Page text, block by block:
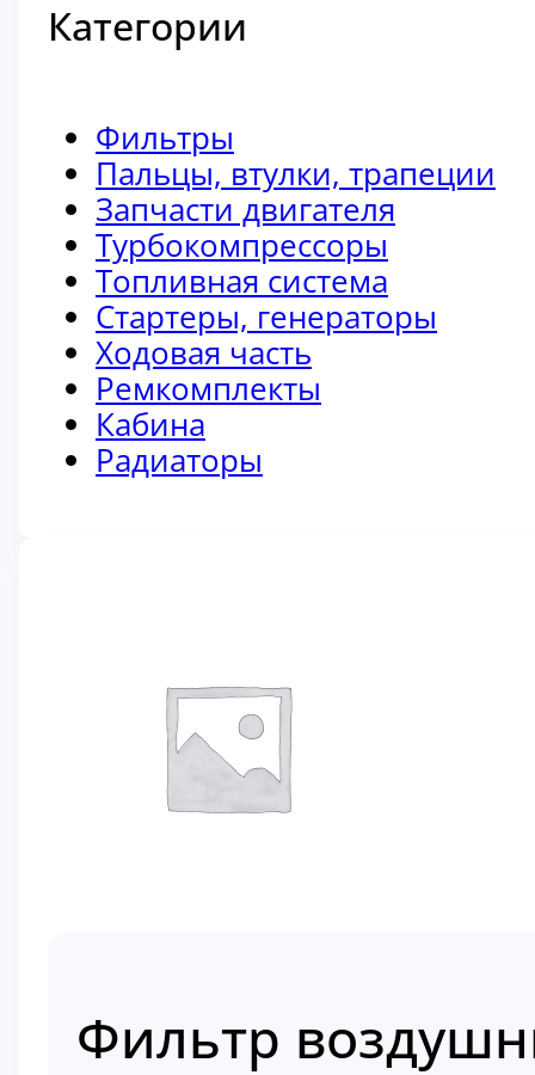
Категории
Фильтры
Пальцы, втулки, трапеции
Запчасти двигателя
Турбокомпрессоры
Топливная система
Стартеры, генераторы
Ходовая часть
Ремкомплекты
Кабина
Радиаторы
Фильтр